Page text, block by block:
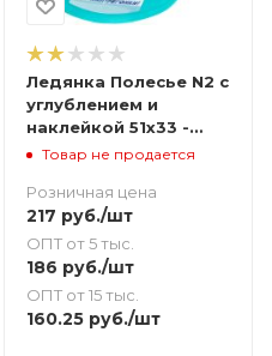
Ледянка Полесье N2 с
углублением и
наклейкой 51х33 -
бирюзовая
Товар не продается
Розничная цена
217 руб./шт
ОПТ от 5 тыс.
186 руб./шт
ОПТ от 15 тыс.
160.25руб./шт